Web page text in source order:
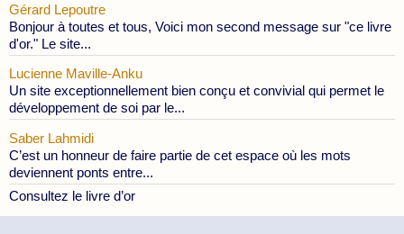
Gérard Lepoutre
Bonjour à toutes et tous, Voici mon second message sur "ce livre
d'or." Le site...
Lucienne Maville-Anku
Un site exceptionnellement bien conçu et convivial qui permet le
développement de soi par le...
Saber Lahmidi
C’est un honneur de faire partie de cet espace où les mots
deviennent ponts entre...
Consultez le livre d’or